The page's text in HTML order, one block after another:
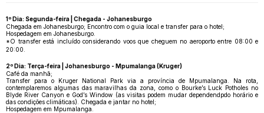
1º Dia: Segunda-feira | Chegada - Johanesburgo
Chegada em Johanesburgo; Encontro com o guia local e transfer para o hotel;
Hospedagem em Johanesburgo.
*O transfer está incluído considerando voos que cheguem no aeroporto entre 08:00 e
20:00.
2º Dia: Terça-feira | Johanesburgo - Mpumalanga (Kruger)
Café da manhã;
Transfer para o Kruger National Park via a província de Mpumalanga. Na rota,
contemplaremos algumas das maravilhas da zona, como o Bourke’s Luck Potholes no
Blyde River Canyon e God’s Window (as visitas podem mudar dependendpdo horário e
das condições climáticas). Chegada e jantar no hotel;
Hospedagem em Mpumalanga.